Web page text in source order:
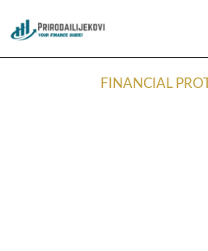
FINANCIAL